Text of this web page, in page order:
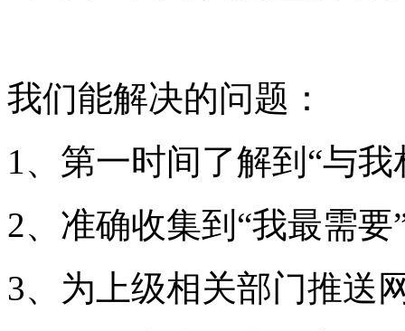
我们能解决的问题：
1、第一时间了解到“与
2、准确收集到“我最需要
3、为上级相关部门推送